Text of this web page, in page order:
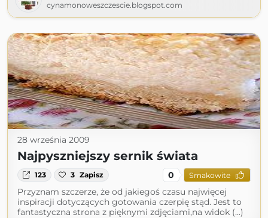
cynamonoweszczescie.blogspot.com
28 września 2009
Najpyszniejszy sernik świata
123 3 Zapisz 0 Smakowite
Przyznam szczerze, że od jakiegoś czasu najwięcej
inspiracji dotyczących gotowania czerpię stąd. Jest to
fantastyczna strona z pięknymi zdjęciami,na widok (...)